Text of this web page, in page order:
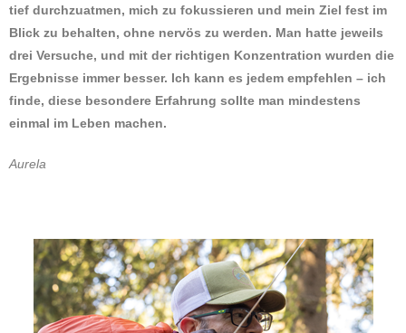
tief durchzuatmen, mich zu fokussieren und mein Ziel fest im
Blick zu behalten, ohne nervös zu werden. Man hatte jeweils
drei Versuche, und mit der richtigen Konzentration wurden die
Ergebnisse immer besser. Ich kann es jedem empfehlen – ich
finde, diese besondere Erfahrung sollte man mindestens
einmal im Leben machen.
Aurela